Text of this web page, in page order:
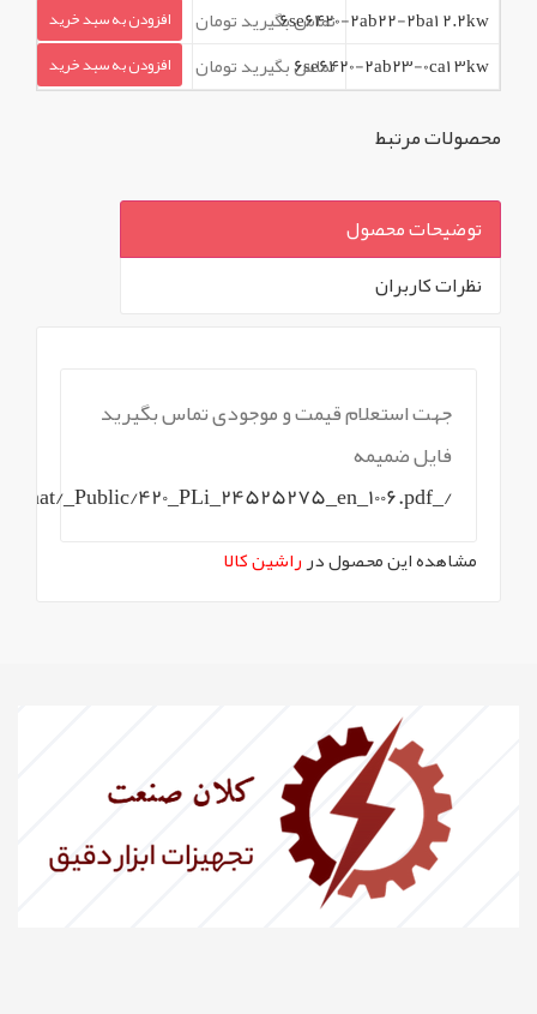
6se6420-2ab22-2ba1 2.2kwتماس بگیرید تومان افزودن به سبد خرید
6se6420-2ab23-0ca1 3kwتماس بگیرید تومان افزودن به سبد خرید
محصولات مرتبط
توضیحات محصول
نظرات کاربران
جهت استعلام قیمت و موجودی تماس بگیرید
فایل ضمیمه
/_WebAppFiles/kalansanat/_Public/420_PLi_24525275_en_1006.pdf
مشاهده این محصول درراشین کالا